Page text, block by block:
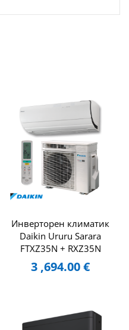
Инверторен климатик
Daikin Ururu Sarara
FTXZ35N + RXZ35N
3 ,694.00€